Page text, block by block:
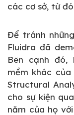
các cơ sở, từ
Để tránh
Fluidra đã
Bên cạnh đó,
mềm khác của
Structural
cho sự kiện
năm của họ